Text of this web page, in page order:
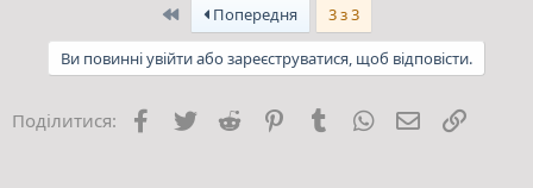
ПершийПопередня 3 з 3
Ви повинні увійти або зареєструватися, щоб відповісти.
Поділитися: Facebook
Twitter Reddit PinterestTumblrWhatsApp
E-mail